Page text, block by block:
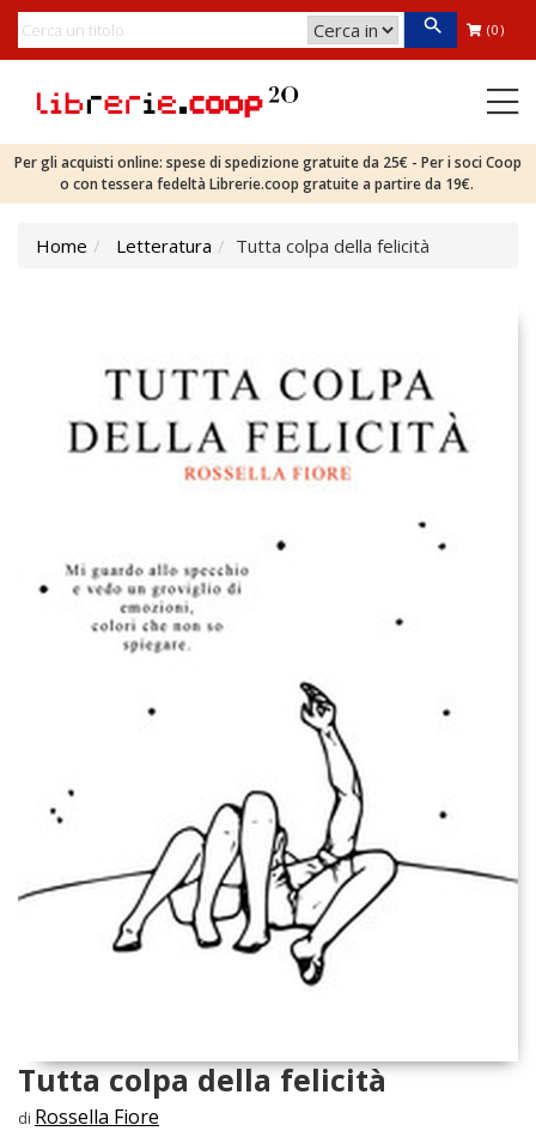
(0)
Per gli acquisti online: spese di spedizione gratuite da 25€ - Per i soci Coop
o con tessera fedeltà Librerie.coop gratuite a partire da 19€.
Home Letteratura Tutta colpa della felicità
Tutta colpa della felicità
di Rossella Fiore